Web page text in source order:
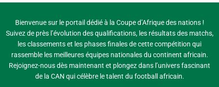
Bienvenue sur le portail dédié à la Coupe d’Afrique des nations !
Suivez de près l’évolution des qualifications, les résultats des matchs,
les classements et les phases finales de cette compétition qui
rassemble les meilleures équipes nationales du continent africain.
Rejoignez-nous dès maintenant et plongez dans l’univers fascinant
de la CAN qui célèbre le talent du football africain.